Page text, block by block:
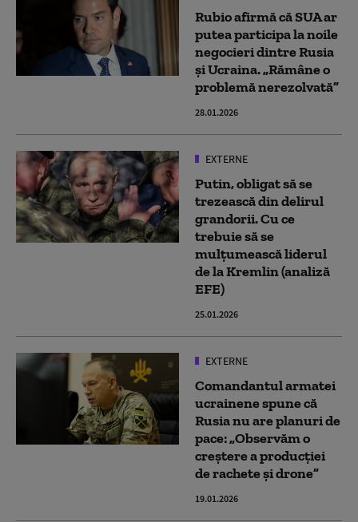
Rubio afirmă că SUA ar
putea participa la noile
negocieri dintre Rusia
şi Ucraina. „Rămâne o
problemă nerezolvată”
28.01.2026
EXTERNE
Putin, obligat să se
trezească din delirul
grandorii. Cu ce
trebuie să se
mulţumească liderul
de la Kremlin (analiză
EFE)
25.01.2026
EXTERNE
Comandantul armatei
ucrainene spune că
Rusia nu are planuri de
pace: „Observăm o
creştere a producţiei
de rachete şi drone”
19.01.2026